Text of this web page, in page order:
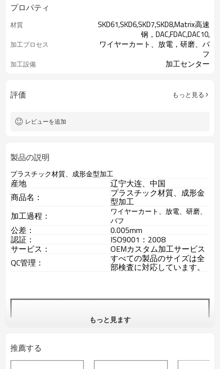
プロパティ
材質
SKD61,SKD6,SKD7,SKD8,Matrix高速
钢，DAC,FDAC,DAC10,
加工プロセス
ワイヤーカート、放電，研磨、バ
フ
加工設備 加工センター
評価 もっと見る
レビューを追加
製品の説明
プラスチック材質、成形金型加工
産地
辽宁大连、中国
商品名：
プラスチック材質、成形金
型加工
加工過程：
ワイヤーカート、放電、研磨、
バフ
公差： 0.005mm
認証： ISO9001：2008
サービス：
OEMカスタム加工サービス
QC管理：
すべての製品のサイズは全
部検査に対応しています。
もっと見ます
推薦する